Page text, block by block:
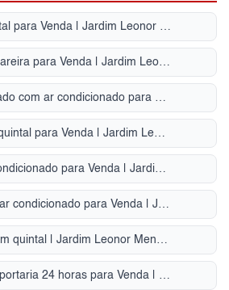
Sobrado com quintal para Venda | Jardim Leonor Mendes de Barros
Casa Térrea com lareira para Venda | Jardim Leonor Mendes de Barros
Condomínio Fechado com ar condicionado para Venda | Jardim Leonor Mendes de Barros
Casa Térrea com quintal para Venda | Jardim Leonor Mendes de Barros
Sobrado com ar condicionado para Venda | Jardim Leonor Mendes de Barros
Apartamento com ar condicionado para Venda | Jardim Leonor Mendes de Barros
Alugar Sobrado com quintal | Jardim Leonor Mendes de Barros
Apartamento com portaria 24 horas para Venda | Jardim Leonor Mendes de Barros